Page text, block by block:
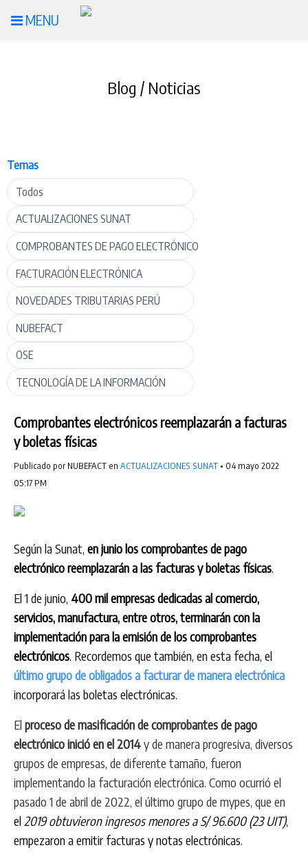
MENU
Blog / Noticias
Temas
Todos
ACTUALIZACIONES SUNAT
COMPROBANTES DE PAGO ELECTRÓNICO
FACTURACIÓN ELECTRÓNICA
NOVEDADES TRIBUTARIAS PERÚ
NUBEFACT
OSE
TECNOLOGÍA DE LA INFORMACIÓN
Comprobantes electrónicos reemplazarán a facturas
y boletas físicas
Publicado por NUBEFACT en ACTUALIZACIONES SUNAT • 04 mayo 2022
05:17 PM
Según la Sunat, en junio los comprobantes de pago
electrónico reemplazarán a las facturas y boletas físicas.
El 1 de junio, 400 mil empresas dedicadas al comercio,
servicios, manufactura, entre otros, terminarán con la
implementación para la emisión de los comprobantes
electrónicos. Recordemos que también, en esta fecha, el
último grupo de obligados a facturar de manera electrónica
incorporará las boletas electrónicas.
El proceso de masificación de comprobantes de pago
electrónico inició en el 2014y de manera progresiva, diversos
grupos de empresas, de diferente tamaño, fueron
implementando la facturación electrónica. Como ocurrió el
pasado 1 de abril de 2022, el último grupo de mypes, que en
el 2019 obtuvieron ingresos menores a S/ 96.600 (23 UIT),
empezaron a emitir facturas y notas electrónicas.